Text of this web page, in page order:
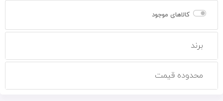
کالاهای موجود
برند
محدوده قیمت